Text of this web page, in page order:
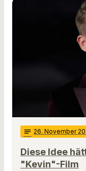
notes 26. November
Diese Idee
"Kevin"-Film